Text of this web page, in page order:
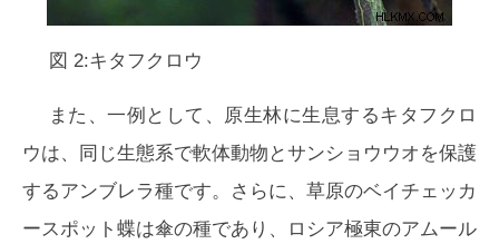
図 2:キタフクロウ
また、一例として、原生林に生息するキタフクロ
ウは、同じ生態系で軟体動物とサンショウウオを保護
するアンブレラ種です。さらに、草原のベイチェッカ
ースポット蝶は傘の種であり、ロシア極東のアムール